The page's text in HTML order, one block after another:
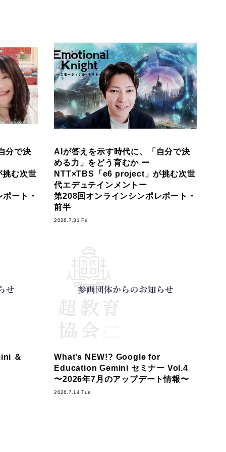
分で決
む次世
ート・
AIが答えを示す時代に、「自分で決
める力」をどう育むか ー
NTT×TBS「e6 project」が挑む次世
代エデュテインメントー
第208回オンラインシンポレポート・
前半
2026.7.31 Fri
＆
What’s NEW!? Google for
Education Gemini セミナー Vol.4
〜2026年7月のアップデート情報〜
2026.7.14 Tue